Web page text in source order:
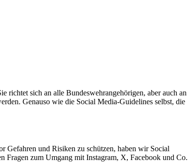
richtet sich an alle Bundeswehrangehörigen, aber auch an
Genauso wie die Social Media-Guidelines selbst, die
Gefahren und Risiken zu schützen, haben wir Social
Fragen zum Umgang mit Instagram, X, Facebook und Co.